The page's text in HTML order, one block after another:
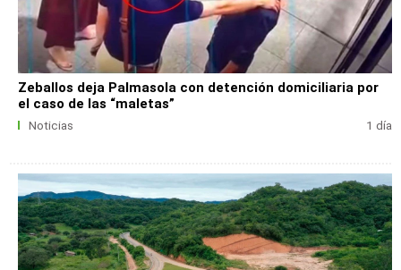
Zeballos deja Palmasola con detención domiciliaria por
el caso de las “maletas”
Noticias 1 día